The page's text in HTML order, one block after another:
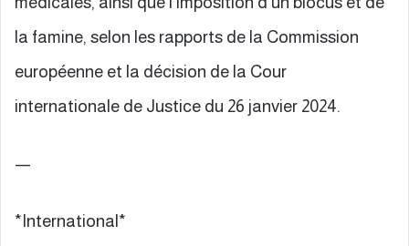
la famine, selon les rapports de la Commission
européenne et la décision de la Cour
internationale de Justice du 26 janvier 2024.
—
*International*